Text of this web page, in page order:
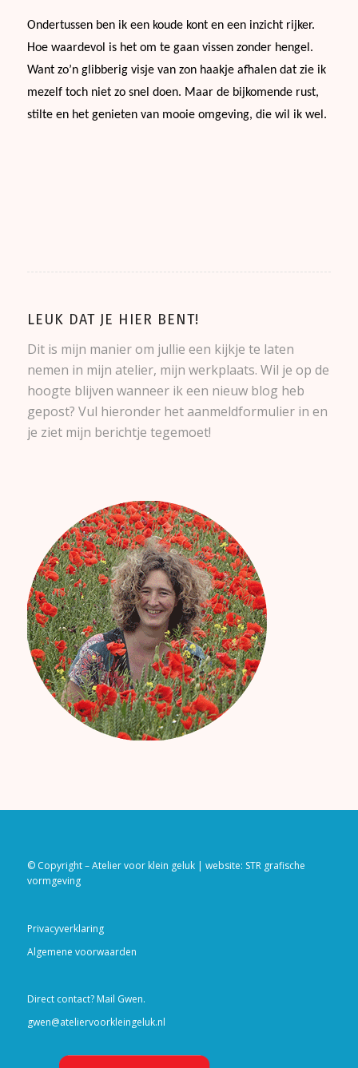
Ondertussen ben ik een koude kont en een inzicht rijker.
Hoe waardevol is het om te gaan vissen zonder hengel.
Want zo’n glibberig visje van zon haakje afhalen dat zie ik
mezelf toch niet zo snel doen. Maar de bijkomende rust,
stilte en het genieten van mooie omgeving, die wil ik wel.
LEUK DAT JE HIER BENT!
Dit is mijn manier om jullie een kijkje te laten
nemen in mijn atelier, mijn werkplaats. Wil je op de
hoogte blijven wanneer ik een nieuw blog heb
gepost? Vul hieronder het aanmeldformulier in en
je ziet mijn berichtje tegemoet!
© Copyright – Atelier voor klein geluk | website: STR grafische
vormgeving
Privacyverklaring
Algemene voorwaarden
Direct contact? Mail Gwen.
gwen@ateliervoorkleingeluk.nl